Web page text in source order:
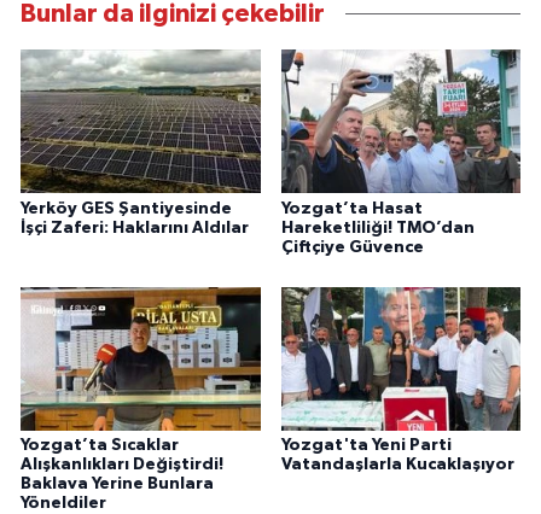
Bunlar da ilginizi çekebilir
Yerköy GES Şantiyesinde
İşçi Zaferi: Haklarını Aldılar
Yozgat’ta Hasat
Hareketliliği! TMO’dan
Çiftçiye Güvence
Yozgat’ta Sıcaklar
Alışkanlıkları Değiştirdi!
Baklava Yerine Bunlara
Yöneldiler
Yozgat'ta Yeni Parti
Vatandaşlarla Kucaklaşıyor